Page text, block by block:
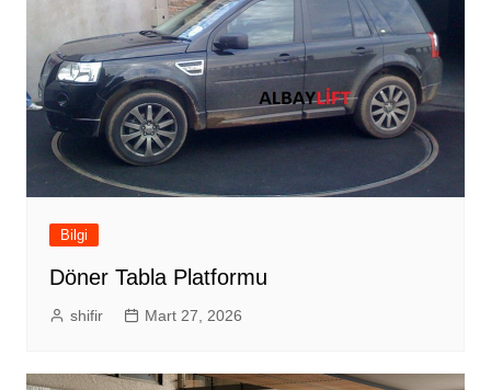
Bilgi
Döner Tabla Platformu
shifir Mart 27, 2026